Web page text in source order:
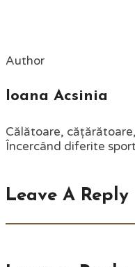
Author
Ioana Acsinia
Călătoare,
Încercând diferite
Leave A Reply